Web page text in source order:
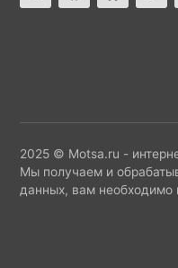
2025 © Motsa.ru -
Мы получаем и
данных, вам необходимо